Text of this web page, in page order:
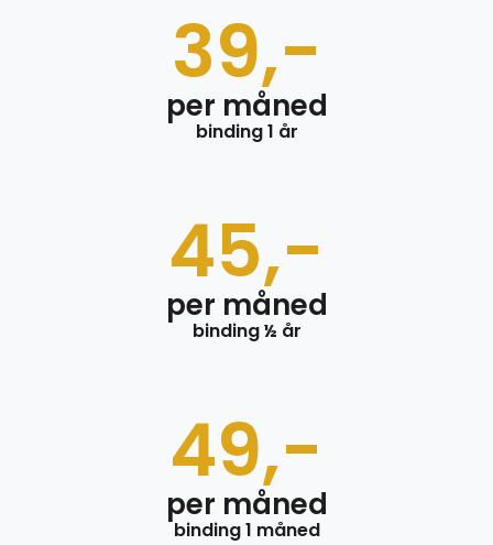
39,-
per måned
binding 1 år
45,-
per måned
binding ½ år
49,-
per måned
binding 1 måned